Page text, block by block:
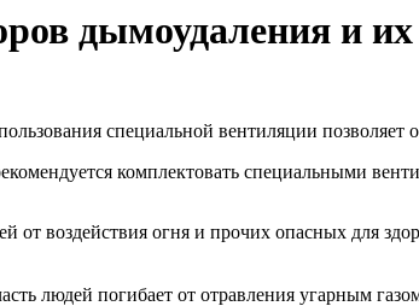
дымоудаления и
специальной вентиляции
комплектовать специальными
от воздействия огня и прочих опасных для
людей погибает от отравления угарным